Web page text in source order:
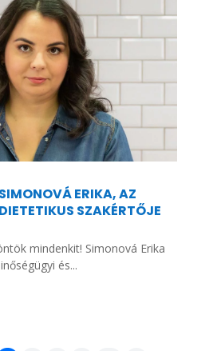
ERIKA, AZ
SZAKÉRTŐJE
mindenkit! Simonová Erika
és...